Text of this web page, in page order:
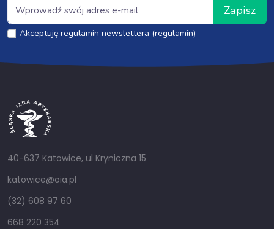
Zapisz
Akceptuję regulamin newslettera (regulamin)
40-637 Katowice, ul Kryniczna 15
katowice@oia.pl
(32) 608 97 60
668 220 354